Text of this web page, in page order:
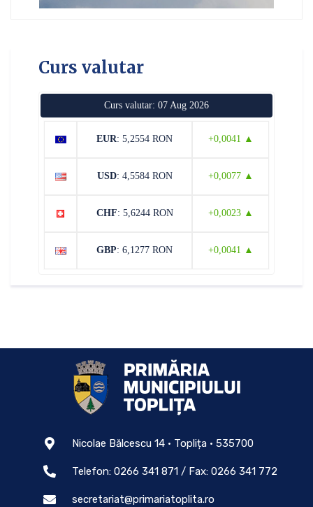
Curs valutar
Curs valutar: 07 Aug 2026
EUR: 5,2554 RON +0,0041 ▲
USD: 4,5584 RON +0,0077 ▲
CHF: 5,6244 RON +0,0023 ▲
GBP: 6,1277 RON +0,0041 ▲
Nicolae Bălcescu 14 • Toplița • 535700
Telefon: 0266 341 871 / Fax: 0266 341 772
secretariat@primariatoplita.ro